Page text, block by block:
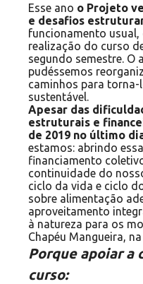
Esse ano o Projeto
e desafios
funcionamento
realização do curso
segundo semestre. O
pudéssemos
caminhos para
sustentável.
Apesar das
estruturais e
de 2019 no último
estamos: abrindo
financiamento
continuidade do
ciclo da vida e ciclo
sobre alimentação
aproveitamento
à natureza para os
Chapéu Mangueira,
Porque apoiar a
curso: